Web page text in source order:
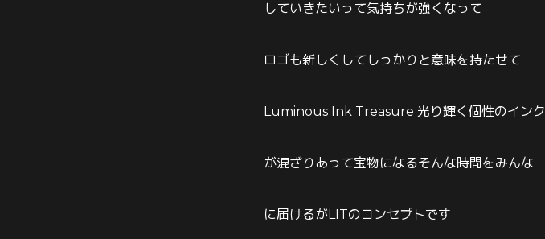
していきたいって気持ちが強くなって
ロゴも新しくしてしっかりと意味を持たせて
Luminous Ink Treasure 光り輝く個性のインク
が混ざりあって宝物になるそんな時間をみんな
に届けるがLITのコンセプトです